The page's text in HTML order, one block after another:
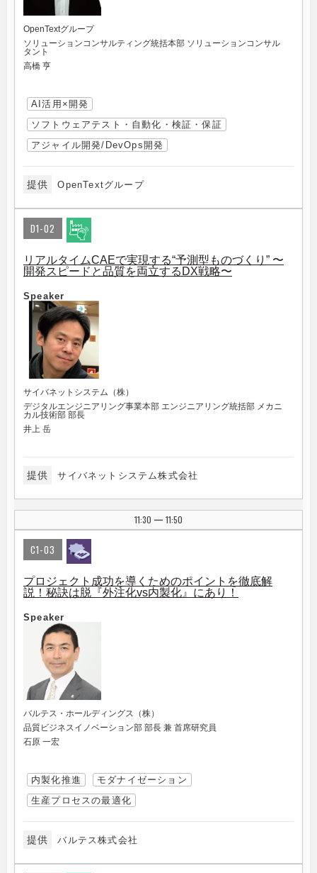
OpenTextグループ
ソリューションコンサルティング統括本部 ソリューションコンサル
タント
高橋 亨
AI活用×開発
ソフトウェアテスト・自動化・検証・保証
アジャイル開発/DevOps開発
提供 OpenTextグループ
D1-02
リアルタイムCAEで実現する“予測型ものづくり” 〜
開発スピードと品質を両立するDX戦略〜
Speaker
サイバネットシステム（株）
デジタルエンジニアリング事業本部 エンジニアリング統括部 メカニ
カル技術部 部長
井上 岳
提供 サイバネットシステム株式会社
11:30 | 11:50
C1-03
プロジェクト成功を導くためのポイントを徹底解
説！秘訣は脱『外注化vs内製化』にあり！
Speaker
バルテス・ホールディングス（株）
品質ビジネスイノベーション部 部長 兼 首席研究員
石原 一宏
内製化推進
モダナイゼーション
生産プロセスの最適化
提供 バルテス株式会社